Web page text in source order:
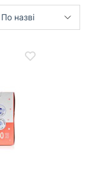
По назві